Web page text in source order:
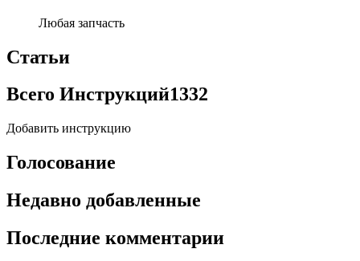
Любая запчасть
Статьи
Всего Инструкций1332
Добавить инструкцию
Голосование
Недавно добавленные
Последние комментарии